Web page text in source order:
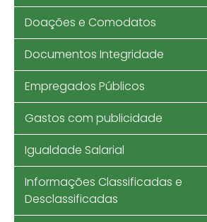
Doações e Comodatos
Documentos Integridade
Empregados Públicos
Gastos com publicidade
Igualdade Salarial
Informações Classificadas e
Desclassificadas